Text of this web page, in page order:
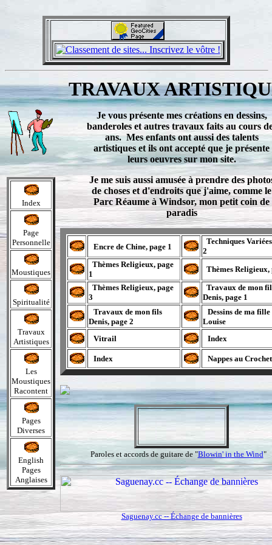
Index
Page
Personnelle
Moustiques
Spiritualité
Travaux
Artistiques
Les
Moustiques
Racontent
Pages
Diverses
English
Pages
Anglaises
TRAVAUX
Je vous présente mes créations en dessins,
banderoles et autres travaux faits au cours
ans. Mes enfants ont aussi des talents
artistiques et ils ont accepté que je présente
leurs oeuvres sur mon site.
Je me suis aussi amusée à prendre des
de choses et d'endroits que j'aime, comme le
Parc Réaume à Windsor, mon petit coin de
paradis
Encre de Chine, page 1
Techniques
2
Thèmes Religieux, page
1
Thèmes Religieux,
Thèmes Religieux, page
3
Travaux de mon
Denis, page 1
Travaux de mon fils
Denis, page 2
Dessins de ma fille
Louise
Vitrail
Index
Index Nappes au Crochet
Paroles et accords de guitare de "Blowin' in the Wind"
Saguenay.cc -- Échange de bannières